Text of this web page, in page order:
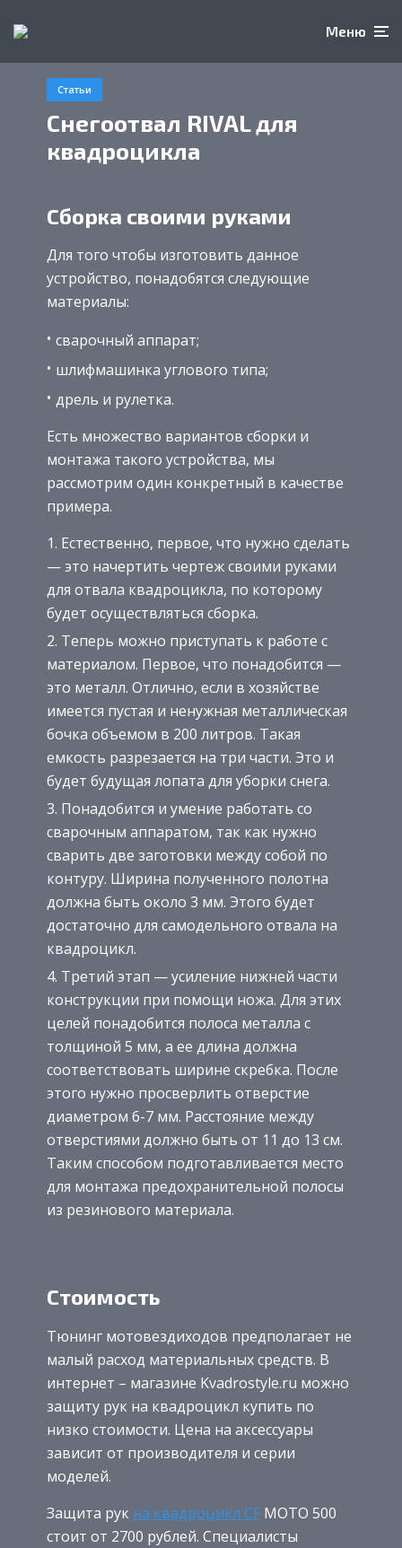
Меню
Статьи
Снегоотвал RIVAL для
квадроцикла
Сборка своими руками
Для того чтобы изготовить данное
устройство, понадобятся следующие
материалы:
сварочный аппарат;
шлифмашинка углового типа;
дрель и рулетка.
Есть множество вариантов сборки и
монтажа такого устройства, мы
рассмотрим один конкретный в качестве
примера.
Естественно, первое, что нужно сделать
— это начертить чертеж своими руками
для отвала квадроцикла, по которому
будет осуществляться сборка.
Теперь можно приступать к работе с
материалом. Первое, что понадобится —
это металл. Отлично, если в хозяйстве
имеется пустая и ненужная металлическая
бочка объемом в 200 литров. Такая
емкость разрезается на три части. Это и
будет будущая лопата для уборки снега.
Понадобится и умение работать со
сварочным аппаратом, так как нужно
сварить две заготовки между собой по
контуру. Ширина полученного полотна
должна быть около 3 мм. Этого будет
достаточно для самодельного отвала на
квадроцикл.
Третий этап — усиление нижней части
конструкции при помощи ножа. Для этих
целей понадобится полоса металла с
толщиной 5 мм, а ее длина должна
соответствовать ширине скребка. После
этого нужно просверлить отверстие
диаметром 6-7 мм. Расстояние между
отверстиями должно быть от 11 до 13 см.
Таким способом подготавливается место
для монтажа предохранительной полосы
из резинового материала.
Стоимость
Тюнинг мотовездиходов предполагает не
малый расход материальных средств. В
интернет – магазине Kvadrostyle.ru можно
защиту рук на квадроцикл купить по
низко стоимости. Цена на аксессуары
зависит от производителя и серии
моделей.
Защита рук на квадроцикл CF MOTO 500
стоит от 2700 рублей. Специалисты